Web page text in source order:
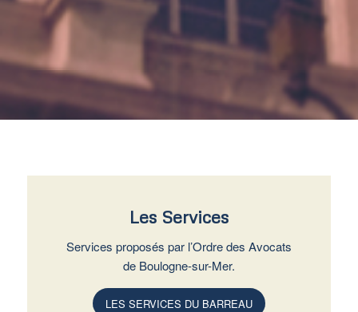
Les Services
Services proposés par l’Ordre des Avocats
de Boulogne-sur-Mer.
LES SERVICES DU BARREAU